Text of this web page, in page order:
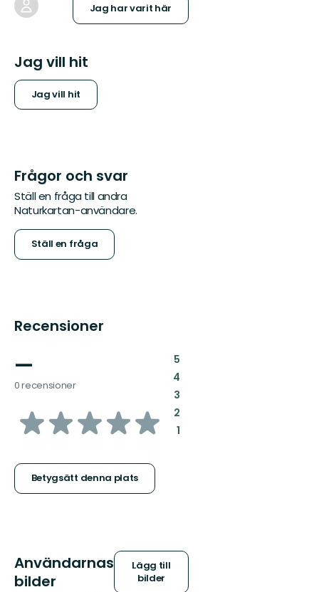
Jag har varit här
Jag vill hit
Jag vill hit
Frågor och svar
Ställ en fråga till andra
Naturkartan-användare.
Ställ en fråga
Recensioner
—
0 recensioner
av
stjärnor
Betygsätt denna plats
5:
4:
3:
2:
1:
Användarnas
bilder
Lägg till
bilder